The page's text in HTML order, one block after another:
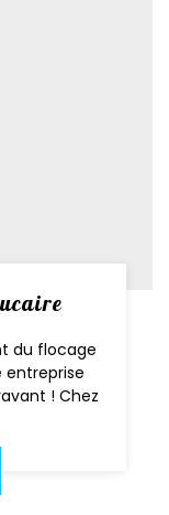
du flocage
entreprise
! Chez